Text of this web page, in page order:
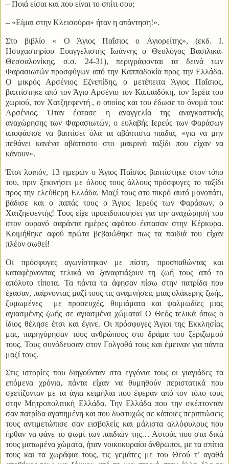
– Ποιά είσαι και που είναι το σπίτι σου;
– «Είμαι στην Κλεισούρα» ήταν η απάντηση!».
Στο βιβλίο « Ο Άγιος Παΐσιος ο Αγιορείτης», (εκδ. Ι.
Ησυχαστηρίου Ευαγγελιστής Ιωάννης ο Θεολόγος Βασιλικά-
Θεσσαλονίκης, σ.σ. 24-31), περιγράφονται τα δεινά των
Φαρασιωτών προσφύγων από την Καππαδοκία προς την Ελλάδα.
Ο μικρός Αρσένιος Εζνεπίδης, ο μετέπειτα Άγιος Παΐσιος,
βαπτίστηκε από τον Άγιο Αρσένιο τον Καππαδόκη, τον Ιερέα του
χωριού, τον Χατζηεφεντή , ο οποίος και του έδωσε το όνομά του:
Αρσένιος. Όταν έφτασε η αναγγελία της αναγκαστικής
αναχώρησης των Φαρασιωτών, ο ευλαβής Ιερεύς των Φαράσων
αποφάσισε να βαπτίσει όλα τα αβάπτιστα παιδιά, «για να μην
πεθάνει κανένα αβάπτιστο στο μακρινό ταξίδι που είχαν να
κάνουν».
Έτσι λοιπόν, 13 ημερών ο Άγιος Παΐσιος βαπτίστηκε στον τόπο
του, πριν ξεκινήσει με όλους τους άλλους πρόσφυγες το ταξίδι
προς την ελεύθερη Ελλάδα. Μαζί τους στο πικρό αυτό μονοπάτι,
βάδισε και ο παπάς τους ο Άγιος Ιερεύς των Φαράσων, ο
Χατζηεφεντής! Τους είχε προειδοποιήσει για την αναχώρησή του
στον ουρανό σαράντα ημέρες αφότου έφτασαν στην Κέρκυρα.
Κοιμήθηκε αφού πρώτα βεβαιώθηκε πως τα παιδιά του είχαν
πλέον σωθεί!
Οι πρόσφυγες αγωνίστηκαν με πίστη, προσπαθώντας και
καταφέρνοντας τελικά να ξαναφτιάξουν τη ζωή τους από το
απόλυτο τίποτα. Τα πάντα τα άφησαν πίσω στην πατρίδα που
έχασαν, παίρνοντας μαζί τους τις αναμνήσεις μιας ολάκερης ζωής,
ζυμωμένες
με προσευχές, θυμιάματα και ψαλμωδίες μιας
αγιασμένης ζωής σε αγιασμένα χώματα! Ο Θεός τελικά όπως ο
ίδιος θέλησε έτσι και έγινε. Οι πρόσφυγες Άγιοι της Εκκλησίας
μας, παρηγόρησαν τους ανθρώπους στο δράμα του ξεριζωμού
τους. Τους συνόδευσαν στον Γολγοθά τους και έμειναν για πάντα
μαζί τους.
Στις ιστορίες που διηγούνταν στα εγγόνια τους οι γιαγιάδες τα
επόμενα χρόνια, πάντα είχαν να θυμηθούν περιστατικά που
σχετίζονταν με τα άγια κειμήλια που έφεραν από τον τόπο τους
στην Μητροπολιτική Ελλάδα. Την Ελλάδα που την σκέπτονταν
σαν πατρίδα αγαπημένη και που δυστυχώς σε κάποιες περιπτώσεις
τους αντιμετώπισε σαν εισβολείς και μάλιστα αλλόφυλους που
ήρθαν να φάνε το ψωμί των παιδιών της… Αυτούς που στα δικά
τους ματωμένα χώματα, ήταν νοικοκυραίοι άνθρωποι, με τα σπίτια
τους και τα χωράφια τους, τις γεμάτες με του Θεού τ’ αγαθά